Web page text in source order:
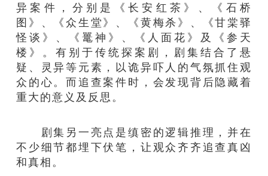
异案件，分别是《长安红茶》、《石桥
图》、《众生堂》、《黄梅杀》、《甘棠驿
怪谈》、《鼍神》、《人面花》及《参天
楼》。有别于传统探案剧，剧集结合了悬
疑、灵异等元素，以诡异吓人的气氛抓住观
众的心。而追查案件时，会发现背后隐藏着
重大的意义及反思。
剧集另一亮点是缜密的逻辑推理，并在
不少细节都埋下伏笔，让观众齐齐追查真凶
和真相。